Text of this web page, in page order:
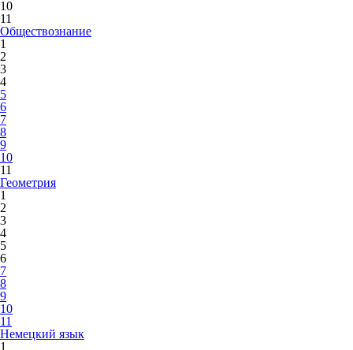
10
11
Обществознание
1
2
3
4
5
6
7
8
9
10
11
Геометрия
1
2
3
4
5
6
7
8
9
10
11
Немецкий язык
1